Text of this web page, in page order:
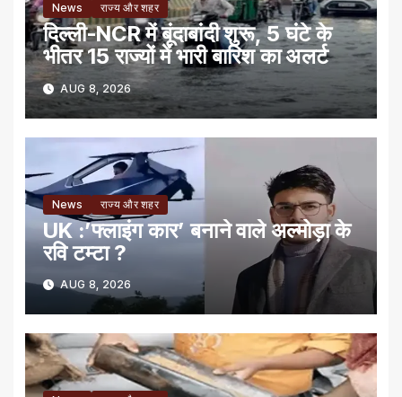
News राज्य और शहर
दिल्ली-NCR में बूंदाबांदी शुरू, 5 घंटे के
भीतर 15 राज्यों में भारी बारिश का अलर्ट
AUG 8, 2026
News राज्य और शहर
UK :’फ्लाइंग कार’ बनाने वाले अल्मोड़ा के
रवि टम्टा ?
AUG 8, 2026